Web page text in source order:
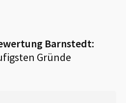
Barnstedt:
Gründe